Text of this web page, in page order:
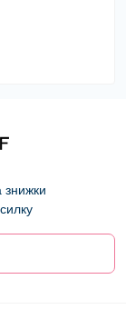
знижки